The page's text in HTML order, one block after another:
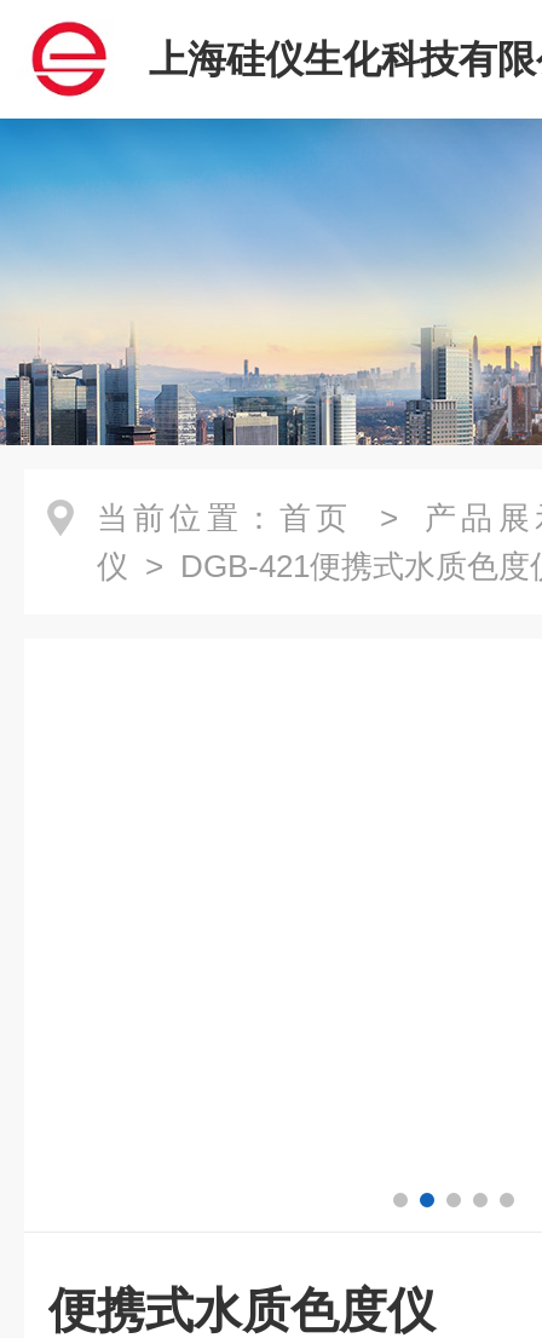
上海硅仪生化科技有
当前位置： 首页 > 产品展
仪 > DGB-421便携式水质色度
便携式水质色度仪